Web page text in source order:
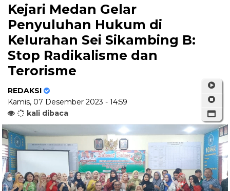
Kejari Medan Gelar
Penyuluhan Hukum di
Kelurahan Sei Sikambing B:
Stop Radikalisme dan
Terorisme
REDAKSI
Kamis, 07 Desember 2023 - 14:59
kali dibaca